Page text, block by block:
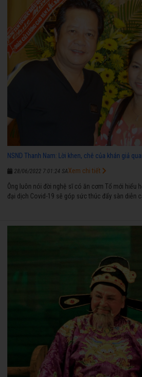
NSND Thanh Nam: Lời khen, chê của khán giả
28/06/2022 7:01:24 SA
Ông luôn nói đời nghệ sĩ có ăn cơm Tổ mới hiểu
đại dịch Covid-19 sẽ góp sức thúc đẩy sàn diễn
Xem chi tiết